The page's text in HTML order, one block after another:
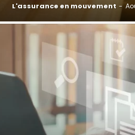
L'assurance en mouvement -